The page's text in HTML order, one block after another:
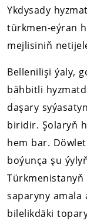
Ykdysady
türkmen-eýran
mejlisiniň
Bellenilişi ýaly,
bähbitli
daşary
biridir. Şolaryň
hem bar.
boýunça şu
saparyny amala
bilelikdäki